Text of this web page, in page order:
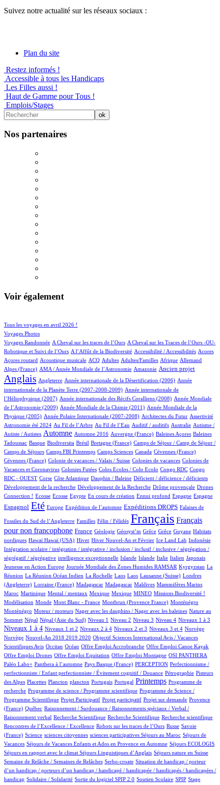
Suivez notre actualité sur les réseaux sociaux :
Plan du site
Restez informés !
Accessible à tous les Handicaps
Les Filles aussi !
Haut de Gamme pour Tous !
Emplois/Stages
Nos partenaires
Voir également
Tous les voyages en avril 2026 !
182/950
Voyages Photos
152/950
Voyages Randonnée
5/950 A Cheval sur les traces de l’Ours
4/950
A Cheval sur les Traces de l’Ours -OU-
Robotique et Suivi de l’Ours
4/950 A l’Affût de la Biodiversité
1/950 Accessibilité / Accessibilités
5/950 Acores
1/950
Açores routard
3/950 Acoustique musicale
87/950 ACQ
34/950 Adultes
14/950 Adultes/Familles
1/950 Afrique
64/950 Allemand
26/950
Alpes (France)
13/950 AMA / Année Mondiale de l’Astronomie
6/950 Amazonie
276/950 Ancien projet
732/950
Anglais
73/950 Angleterre
6/950 Année internationale de la Désertification (2006)
14/950
Année
internationale de la Planète Terre (2007-2008-2009)
4/950
Année internationale de
l’Héliophysique (2007)
1/950 Année internationale des Récifs Coralliens (2008)
12/950
Année Mondiale
de l’Astronomie (2009)
2/950 Année Mondiale de la Chimie (2011)
15/950
Année Mondiale de la
Physique (2005)
5/950 Année Polaire Internationale (2007-2008)
2/950 Architectes du Futur
1/950 Assertivité
39/950
Astronomie été 2024
24/950 Au Fil de l’Arbre
13/950 Au Fil de l’Eau
1/950 Auditif / auditifs
1/950 Australie
1/950
Autisme /
Autiste / Autistes
429/950 Automne
5/950 Automne 2016
6/950 Auvergne (France)
1/950 Baleines Açores
2/950
Baleines
Tadoussac
1/950 Basque
88/950 Biodiversita
1/950 Brésil
16/950 Bretagne (France)
95/950
Camps de Séjour / Camp de Séjour /
Camps de Séjours
2/950 Camps FBI Printemps
12/950 Camps Sciences
7/950 Canada
2/950 Cévennes (France)
1/950
Cévennes (France)
1/950 Colonie de vacances / Valais / Suisse
4/950 Colonies de vacances
4/950
Colonies de
Vacances et Coronavirus
1/950 Colonies Futées
1/950 Colos Ecolos / Colo Ecolo
1/950 Congo RDC
1/950
Congo
RDC - OUEST
1/950 Corse
21/950 Côte Atlantique
1/950 Dauphin / Baleine
1/950 Déficient / déficience / déficients
1/950
Développement de la recherche
1/950 Développement de la Recherche
1/950 Drôme provençale
22/950
Drones
Connection !
2/950 Ecosse
2/950 Ecosse
1/950 Egypte
14/950 En cours de création
1/950 Ennui profond
33/950 Espagne
17/950 Espagne
255/950
Espagnol
719/950 Eté
12/950 Europe
154/950 Expédition de l’automne
245/950 Expéditions DROPS
7/950 Falaises de
Fossiles du Sud de l’Angleterre Familles Félin / Félidés Français Français
pour non francophone
304/950 France
43/950 Géologie
1/950 Géosyst’m
1/950 Grêce
1/950 Grêce
1/950 Guyane
3/950
Habitats
nordiques
1/950 Hawaï
1/950 Hawaï (USA)
147/950 Hiver
29/950 Hiver Nouvel-An et Février
13/950 Ice Land Lab
2/950 Indonésie
1/950
Intégration scolaire / intégration / intégrative / inclusion / inclusif / inclusive / ségrégation /
ségrégatif / ségrégative
1/950 intelligence exceptionnelle
14/950 Islande
13/950 Islande
8/950 Italie
70/950 Italien
6/950 Japonais
2/950
Jeunesse en Action Europe
5/950 Journée Mondiale des Zones Humides RAMSAR
89/950 Kyrgyzstan
5/950
La
Réunion
4/950 La Réunion Océan Indien
1/950 La Rochelle
1/950 Laos
1/950 Laos
5/950 Lausanne (Suisse)
66/950
Londres
(Angleterre)
2/950 Lorraine (France)
8/950 Madagascar
8/950 Madagascar
3/950 Maldives
1/950 Mammifères Marins
11/950
Maroc
11/950Martinique
1/950 Mental / mentaux
1/950 Mexique
1/950 Mexique
36/950 MINEO
43/950 Missions Biodiversité !
1/950
Modélisation
3/950 Monde
1/950 Mont Blanc - France
9/950 Montbrun (Provence France)
16/950 Monténégro
16/950
Monténégro
1/950 Moteur / moteurs
2/950 Nager avec les dauphins / Nager avec les baleines
3/950
Nature au
Sommet
20/950Népal
20/950 Népal (Asie du Sud)
15/950 Niveau 1
13/950 Niveau 2
13/950 Niveau 3
106/950 Niveau 4
107/950 Niveaux 1 à 3
419/950
Niveaux 1 à 4
16/950 Niveaux 1 et 2
65/950 Niveaux 2 à 4
14/950 Niveaux 2 et 3
170/950 Niveaux 3 et 4
2/950 Norvège
2/950
Norvège
15/950 Nouvel-An 2018 2019 2020
1/950
Objectif Sciences International Avis / Vacances
Scientifiques Avis
9/950 Occitan
168/950 Océan
1/950 Offre Emploi Accrobranche
1/950 Offre Emploi Canoe Kayak
1/950
Offre Emploi Drones
1/950 Offre Emploi Equitation
1/950 Offre Emploi Montagne
101/950 OSI PANTHERA
94/950
Paléo Labo+
100/950 Panthera à l’automne
3/950 Pays Basque (France)
47/950 PERCEPTION
1/950
Perfectionnisme /
perfectionniste / Enfant perfectionniste / Évitement cognitif / Douance
8/950 Pétrographie
8/950
Pisteurs
des Alpes
3/950 Placettes
1/950 Plancton
1/950 plancton
11/950 Portugais
2/950 Portugal
433/950 Printemps
1/950
Programme de
recherche
1/950 Programme de science / Programme scientifique
2/950
Programme de Science /
Programme Scientifique
1/950 Projet Participatif
1/950 Projet participatif
14/950 Projet sur demande
74/950
Provence
(France)
5/950 Québec
1/950
Raisonnement / Surdouance / Raisonnements spéciaux / Verbal /
Raisonnement verbal
1/950 Recherche Scientifique
1/950 Recherche Scientifique
1/950 Recherche scientifique
1/950
Rencontres de l’Excellence / Excellence
5/950 Robots sur les traces de l’Ours
89/950 Russe
5/950
Savoie
(France)
9/950 Science
1/950 sciences citoyennes
1/950 sciences participatives
3/950 Séjours au Maroc
87/950
Séjours de
Vacances
67/950 Séjours de Vacances Enfants et Ados en Provence en Automne
3/950 Séjours ECOLOGIS
19/950
Séjours en rapport avec le climat
86/950 Séjours Linguistiques d’Anglais
10/950 Séjours nature en Suisse
87/950
Semaine de Relâche / Semaines de Relâches
16/950 Serbo-croate
1/950
Situation de handicap / porteur
d’un handicap / porteurs d’un handicap / handicapé / handicapée / handicapés / handicapées /
handicap
2/950 Solidaire / Solidarité
4/950 Sortie du logiciel SPIP 2.0
60/950 Soutien Scolaire
4/950 SPIP
1/950
Stage